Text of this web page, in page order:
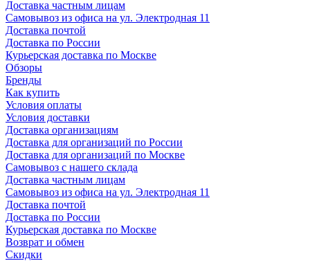
Доставка частным лицам
Самовывоз из офиса на ул. Электродная 11
Доставка почтой
Доставка по России
Курьерская доставка по Москве
Обзоры
Бренды
Как купить
Условия оплаты
Условия доставки
Доставка организациям
Доставка для организаций по России
Доставка для организаций по Москве
Самовывоз с нашего склада
Доставка частным лицам
Самовывоз из офиса на ул. Электродная 11
Доставка почтой
Доставка по России
Курьерская доставка по Москве
Возврат и обмен
Скидки